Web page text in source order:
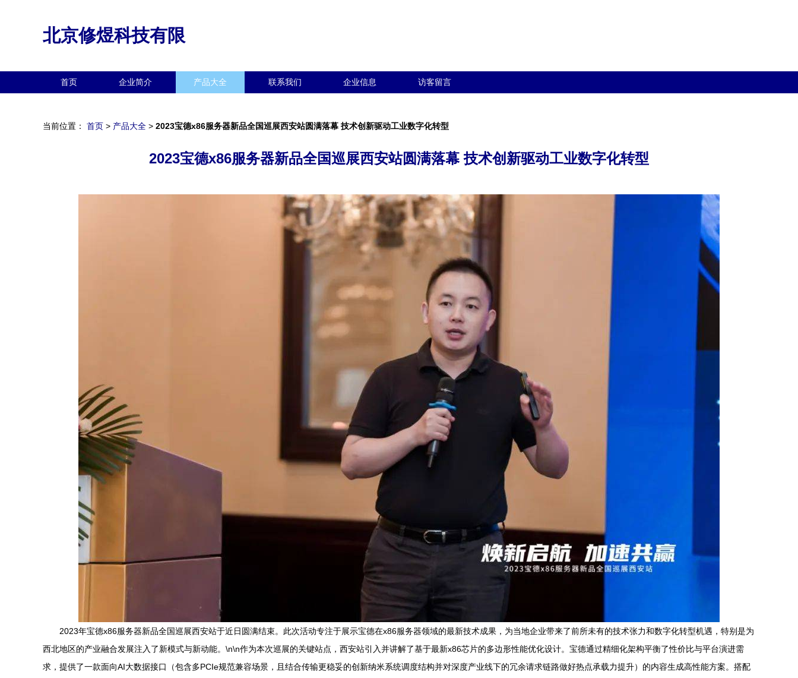
北京修煜科技有限
首页 企业简介 产品大全 联系我们 企业信息 访客留言
当前位置： 首页 > 产品大全 > 2023宝德x86服务器新品全国巡展西安站圆满落幕 技术创新驱动工业数字化转型
2023宝德x86服务器新品全国巡展西安站圆满落幕 技术创新驱动工业数字化转型
2023年宝德x86服务器新品全国巡展西安站于近日圆满结束。此次活动专注于展示宝德在x86服务器领域的最新技术成果，为当地企业带来了前所未有的技术张力和数字化转型机遇，特别是为
西北地区的产业融合发展注入了新模式与新动能。\n\n作为本次巡展的关键站点，西安站引入并讲解了基于最新x86芯片的多边形性能优化设计。宝德通过精细化架构平衡了性价比与平台演进需
求，提供了一款面向AI大数据接口（包含多PCIe规范兼容场景，且结合传输更稳妥的创新纳米系统调度结构并对深度产业线下的冗余请求链路做好热点承载力提升）的内容生成高性能方案。搭配